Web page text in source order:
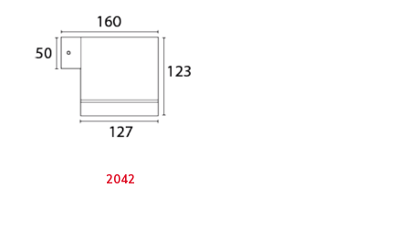
2042